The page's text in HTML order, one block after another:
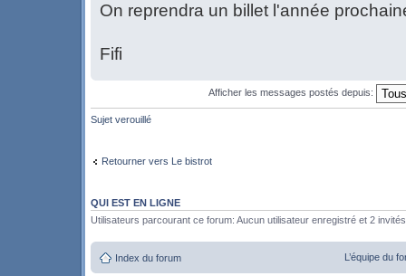
On reprendra un billet l'année
Fifi
Afficher les messages postés depuis:
Sujet verouillé
Retourner vers Le bistrot
QUI EST EN LIGNE
Utilisateurs parcourant ce forum: Aucun utilisateur enregistré et 2 invités
Index du forum L’équipe du